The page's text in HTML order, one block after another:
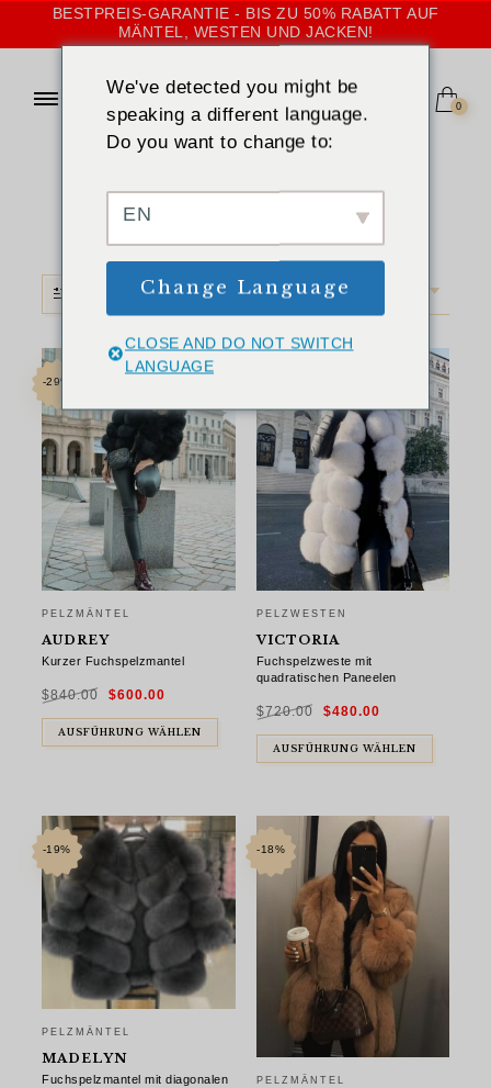
BESTPREIS-GARANTIE - BIS ZU 50% RABATT AUF
MÄNTEL, WESTEN UND JACKEN!
0
-29%
PELZMÄNTEL
AUDREY
Kurzer Fuchspelzmantel
$840.00 Preis
$840.00
$600.00
$600.00.
AUSFÜHRUNG WÄHLEN
PELZWESTEN
VICTORIA
Fuchspelzweste mit
quadratischen Paneelen
$720.00 Preis
$720.00
$480.00Preis
$480.00.
AUSFÜHRUNG WÄHLEN
-19%
PELZMÄNTEL
MADELYN
Fuchspelzmantel mit diagonalen
-18%
PELZMÄNTEL
We've detected you might be
speaking a different language.
Do you want to change to:
EN
Change Language
CLOSE AND DO NOT SWITCH
LANGUAGE